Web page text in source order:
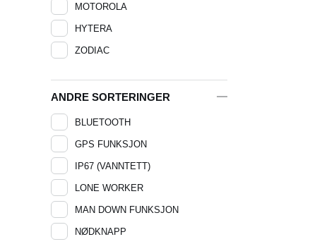
MOTOROLA
HYTERA
ZODIAC
ANDRE SORTERINGER
BLUETOOTH
GPS FUNKSJON
IP67 (VANNTETT)
LONE WORKER
MAN DOWN FUNKSJON
NØDKNAPP